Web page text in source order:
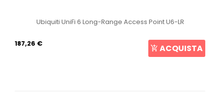
Ubiquiti UniFi 6 Long-Range Access Point U6-LR
187,26 € ACQUISTA